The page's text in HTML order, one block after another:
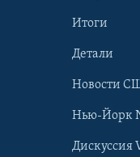
Итоги
Детали
Новости
Нью-Йорк
Дискуссия